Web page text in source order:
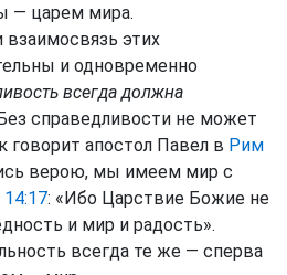
— царем мира.
взаимосвязь этих
и одновременно
всегда должна
справедливости не может
апостол Павел в Рим
верою, мы имеем мир с
: «Ибо Царствие Божие не
и мир и радость».
всегда те же — сперва